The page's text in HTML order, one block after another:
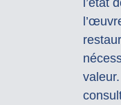
l’état